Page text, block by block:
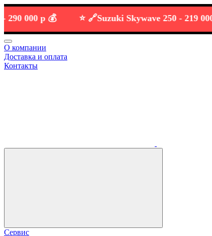
000 р 💰 Suzuki Skywave 250 -219 000 р 💰
О компании
Доставка и оплата
Контакты
Сервис